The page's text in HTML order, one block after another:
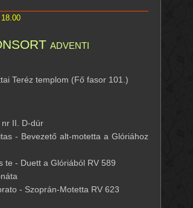
adventi
Teréz templom (Fő fasor 101.)
nr II. D-dúr
- Bevezető alt-motetta a Glóriához
te - Duett a Glóriából RV 589
- Szoprán-Motetta RV 623